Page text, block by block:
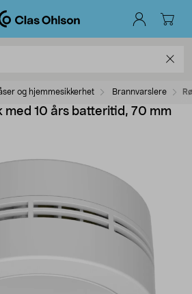
og hjemmesikkerhet Brannvarslere
med 10 års batteritid, 70 mm